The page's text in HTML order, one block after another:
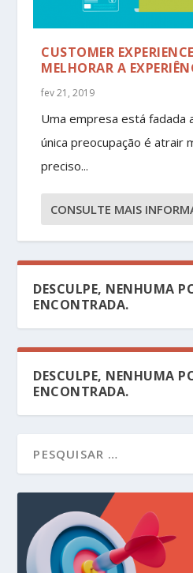
CUSTOMER
MELHORAR A
fev 21, 2019
Uma empresa está fadada
única preocupação é atrair
preciso...
CONSULTE MAIS
DESCULPE, NENHUMA
ENCONTRADA.
DESCULPE, NENHUMA
ENCONTRADA.